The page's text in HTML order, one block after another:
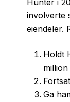
Hunter i
involverte
eiendeler.
Holdt
Ga